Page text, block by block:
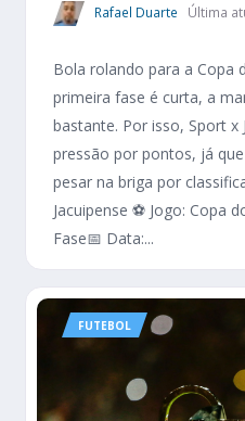
Rafael Duarte Última
Bola rolando para a Copa
primeira fase é curta, a
bastante. Por isso, Sport x
pressão por pontos, já
pesar na briga por
Jacuipense ⚽ Jogo: Copa
Fase📅 Data:...
FUTEBOL